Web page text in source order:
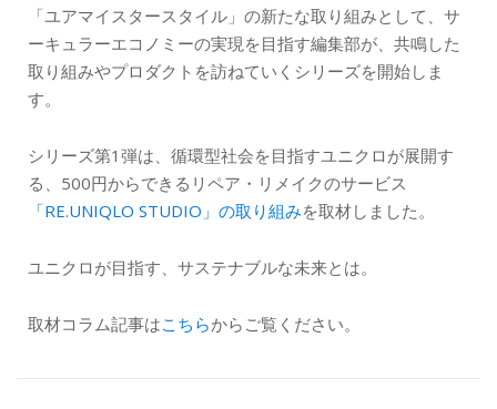
「ユアマイスタースタイル」の新たな取り組みとして、サ
ーキュラーエコノミーの実現を目指す編集部が、共鳴した
取り組みやプロダクトを訪ねていくシリーズを開始しま
す。
シリーズ第1弾は、循環型社会を目指すユニクロが展開す
る、500円からできるリペア・リメイクのサービス
「RE.UNIQLO STUDIO」の取り組みを取材しました。
ユニクロが目指す、サステナブルな未来とは。
取材コラム記事はこちらからご覧ください。